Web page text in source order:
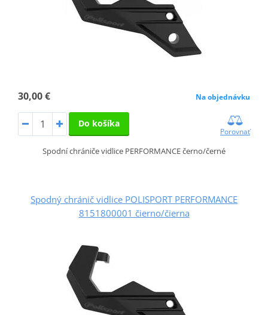
30,00 € Na objednávku
Do košíka
Porovnať
Spodní chrániče vidlice PERFORMANCE černo/černé
Spodný chránič vidlice POLISPORT PERFORMANCE
8151800001 čierno/čierna